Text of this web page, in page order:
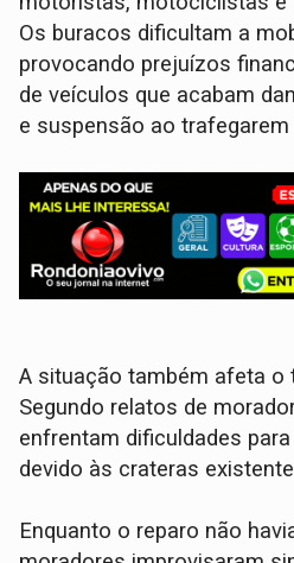
Os buracos dificultam a
provocando prejuízos
de veículos que acabam
e suspensão ao
A situação também afeta o
Segundo relatos de
enfrentam dificuldades
devido às crateras
Enquanto o reparo não